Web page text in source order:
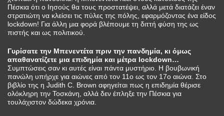
Πέσκια ότι ο Ιησούς θα τους προστατέψει, αλλά μετά διατάζει έναν
στρατιώτη να κλείσει τις πύλες της πόλης, εφαρμόζοντας ένα είδος
lockdown! Για άλλη μια φορά βλέπουμε τη διττή φύση της ως
πιστής και ως πολιτικού.
Γυρίσατε την Μπενεντέτα πριν την πανδημία, κι όμως
απαθανατίζετε μια επιδημία και μέτρα lockdown…
Συμπτώσεις σαν κι αυτές είναι πάντα μυστήριο. Η βουβωνική
πανώλη υπήρχε για αιώνες από τον 11ο ως τον 17ο αιώνα. Στο
βιβλίο της η Judith C. Brown αφηγείται πως η επιδημία θέρισε
ολόκληρη την Τοσκάνη, αλλά δεν έπληξε την Πέσκια για
τουλάχιστον δώδεκα χρόνια.